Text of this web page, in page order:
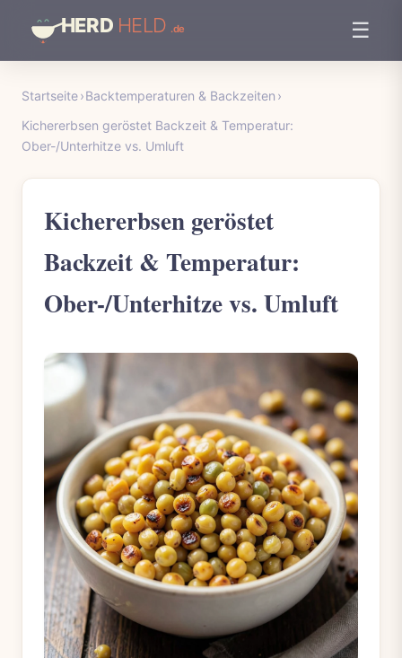
☰
Startseite›Backtemperaturen & Backzeiten ›
Kichererbsen geröstet Backzeit & Temperatur:
Ober-/Unterhitze vs. Umluft
Kichererbsen geröstet
Backzeit & Temperatur:
Ober-/Unterhitze vs. Umluft